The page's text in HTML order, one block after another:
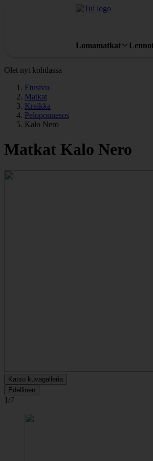
Lomamatkat
Olet nyt kohdassa
Etusivu
Matkat
Kreikka
Peloponnesos
Kalo Nero
Matkat Kalo Nero
Katso kuvagalleria
Edellinen
1/7